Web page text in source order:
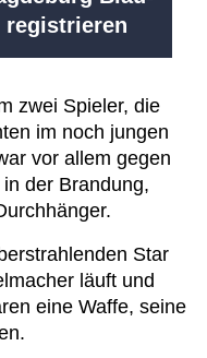
registrieren
zwei Spieler, die
im noch jungen
vor allem gegen
der Brandung,
Star
läuft und
eine Waffe, seine